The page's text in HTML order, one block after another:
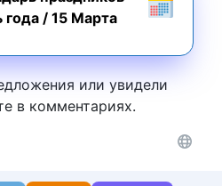
года / 15 Марта
или увидели
в комментариях.